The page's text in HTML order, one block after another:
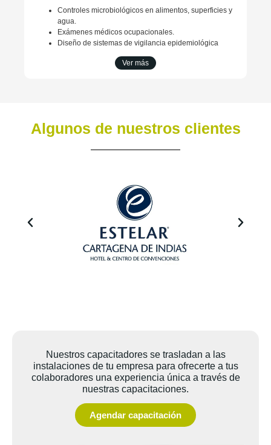
Controles microbiológicos en alimentos, superficies y
agua.
Exámenes médicos ocupacionales.
Diseño de sistemas de vigilancia epidemiológica
Ver más
Algunos de nuestros clientes
Nuestros capacitadores se trasladan a las
instalaciones de tu empresa para ofrecerte a tus
colaboradores una experiencia única a través de
nuestras capacitaciones.
Agendar capacitación